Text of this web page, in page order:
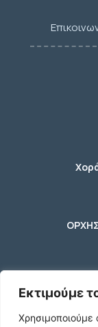
Εκτιμούμε
Χρησιμοποιούμε